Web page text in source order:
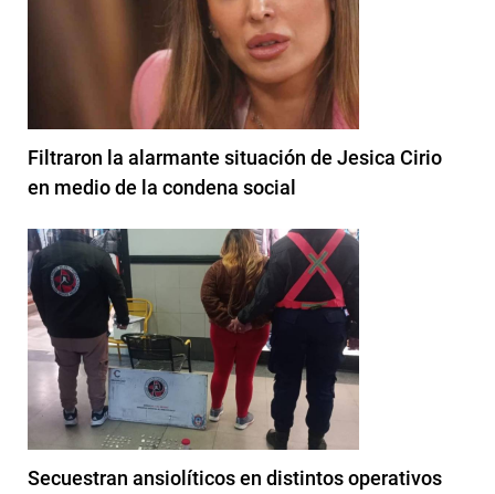
Filtraron la alarmante situación de Jesica Cirio
en medio de la condena social
Secuestran ansiolíticos en distintos operativos